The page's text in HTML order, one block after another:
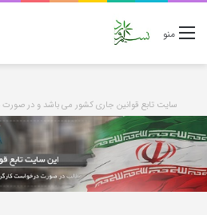
منو
سایت تابع قوانین جاری کشور می باشد و در